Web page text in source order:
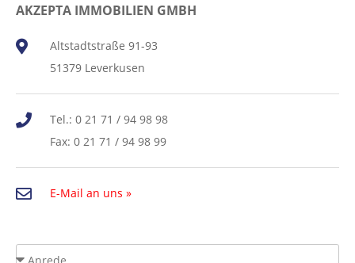
AKZEPTA IMMOBILIEN GMBH
Altstadtstraße 91-93
51379 Leverkusen
Tel.: 0 21 71 / 94 98 98
Fax: 0 21 71 / 94 98 99
E-Mail an uns »